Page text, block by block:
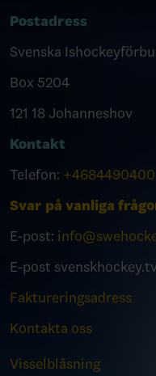
Postadress
Svenska
Box 5204
121 18 Johanneshov
Kontakt
Telefon: +4684490400
Svar på vanliga
E-post:
E-post
Faktureringsadress
Kontakta oss
Visselblåsning